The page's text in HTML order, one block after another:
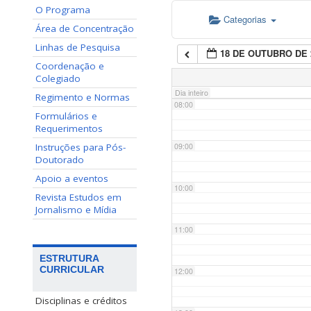
O Programa
Área de Concentração
Linhas de Pesquisa
Coordenação e
Colegiado
Regimento e Normas
Formulários e
Requerimentos
Instruções para Pós-
Doutorado
Apoio a eventos
Revista Estudos em
Jornalismo e Mídia
ESTRUTURA
CURRICULAR
Disciplinas e créditos
Categorias
18 DE OUTUBRO DE
Dia inteiro
07:00
08:00
09:00
10:00
11:00
12:00